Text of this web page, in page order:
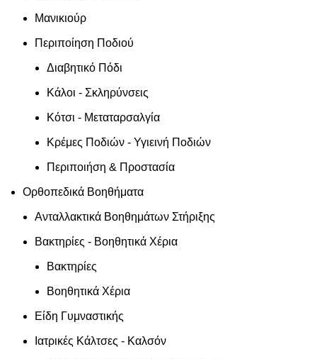
Μανικιούρ
Περιποίηση Ποδιού
Διαβητικό Πόδι
Κάλοι - Σκληρύνσεις
Κότσι - Μεταταρσαλγία
Κρέμες Ποδιών - Υγιεινή Ποδιών
Περιποιήση & Προστασία
Ορθοπεδικά Βοηθήματα
Ανταλλακτικά Βοηθημάτων Στήριξης
Βακτηρίες - Βοηθητικά Χέρια
Βακτηρίες
Βοηθητικά Χέρια
Είδη Γυμναστικής
Ιατρικές Κάλτσες - Καλσόν